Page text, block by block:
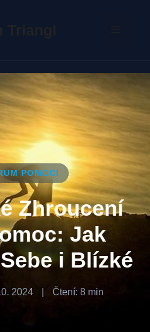
POMOCI
Zhroucení
Jak
i Blízké
2024 Čtení: 8 min